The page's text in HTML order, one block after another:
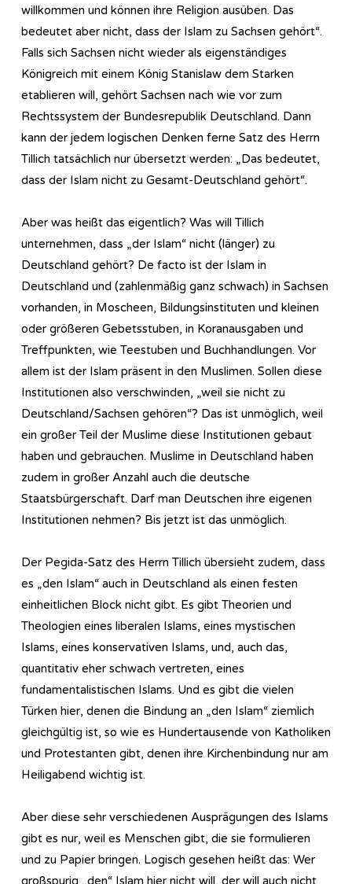
willkommen und können ihre Religion ausüben. Das
bedeutet aber nicht, dass der Islam zu Sachsen gehört“.
Falls sich Sachsen nicht wieder als eigenständiges
Königreich mit einem König Stanislaw dem Starken
etablieren will, gehört Sachsen nach wie vor zum
Rechtssystem der Bundesrepublik Deutschland. Dann
kann der jedem logischen Denken ferne Satz des Herrn
Tillich tatsächlich nur übersetzt werden: „Das bedeutet,
dass der Islam nicht zu Gesamt-Deutschland gehört“.
Aber was heißt das eigentlich? Was will Tillich
unternehmen, dass „der Islam“ nicht (länger) zu
Deutschland gehört? De facto ist der Islam in
Deutschland und (zahlenmäßig ganz schwach) in Sachsen
vorhanden, in Moscheen, Bildungsinstituten und kleinen
oder größeren Gebetsstuben, in Koranausgaben und
Treffpunkten, wie Teestuben und Buchhandlungen. Vor
allem ist der Islam präsent in den Muslimen. Sollen diese
Institutionen also verschwinden, „weil sie nicht zu
Deutschland/Sachsen gehören“? Das ist unmöglich, weil
ein großer Teil der Muslime diese Institutionen gebaut
haben und gebrauchen. Muslime in Deutschland haben
zudem in großer Anzahl auch die deutsche
Staatsbürgerschaft. Darf man Deutschen ihre eigenen
Institutionen nehmen? Bis jetzt ist das unmöglich.
Der Pegida-Satz des Herrn Tillich übersieht zudem, dass
es „den Islam“ auch in Deutschland als einen festen
einheitlichen Block nicht gibt. Es gibt Theorien und
Theologien eines liberalen Islams, eines mystischen
Islams, eines konservativen Islams, und, auch das,
quantitativ eher schwach vertreten, eines
fundamentalistischen Islams. Und es gibt die vielen
Türken hier, denen die Bindung an „den Islam“ ziemlich
gleichgültig ist, so wie es Hundertausende von Katholiken
und Protestanten gibt, denen ihre Kirchenbindung nur am
Heiligabend wichtig ist.
Aber diese sehr verschiedenen Ausprägungen des Islams
gibt es nur, weil es Menschen gibt, die sie formulieren
und zu Papier bringen. Logisch gesehen heißt das: Wer
großspurig „den“ Islam hier nicht will, der will auch nicht